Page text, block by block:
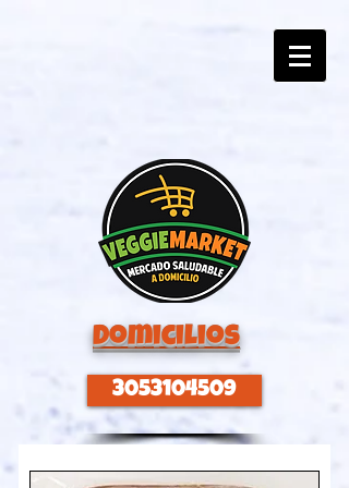
Domicilios
3053104509